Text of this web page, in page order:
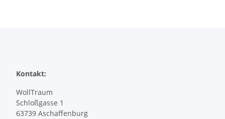
Kontakt:
WollTraum
Schloßgasse 1
63739 Aschaffenburg